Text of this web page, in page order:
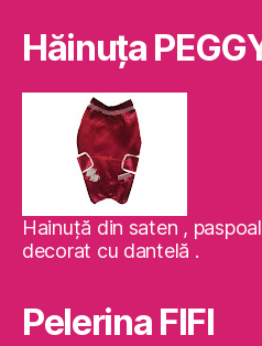
Hăinuţa
Hainuţă din saten ,
decorat cu dantelă .
Pelerina FIFI